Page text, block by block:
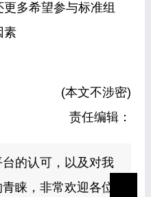
多希望参与标准组
素
(本文不涉密)
责任编辑：
的认可，以及对我
睐，非常欢迎各位